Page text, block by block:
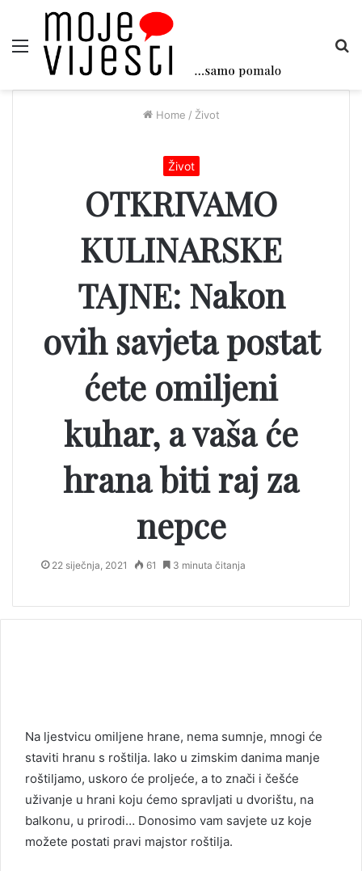
Menu
Home / Život
Život
OTKRIVAMO
KULINARSKE
TAJNE: Nakon
ovih savjeta postat
ćete omiljeni
kuhar, a vaša će
hrana biti raj za
nepce
22 siječnja, 2021 61 3 minuta čitanja
Na ljestvicu omiljene hrane, nema sumnje, mnogi će
staviti hranu s roštilja. Iako u zimskim danima manje
roštiljamo, uskoro će proljeće, a to znači i češće
uživanje u hrani koju ćemo spravljati u dvorištu, na
balkonu, u prirodi… Donosimo vam savjete uz koje
možete postati pravi majstor roštilja.